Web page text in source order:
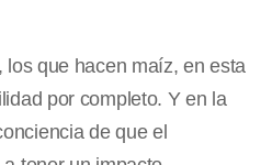
los que hacen maíz, en esta
por completo. Y en la
de que el